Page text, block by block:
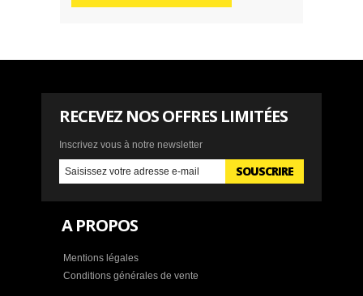
RECEVEZ NOS OFFRES LIMITÉES
Inscrivez vous à notre newsletter
SOUSCRIRE
A PROPOS
Mentions légales
Conditions générales de vente